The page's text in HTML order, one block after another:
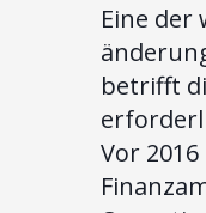
Eine der
betrifft
Vor